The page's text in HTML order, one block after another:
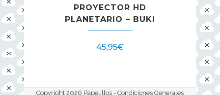
PROYECTOR HD
PLANETARIO – BUKI
45,95€
Copyright 2026 Papelillos - Condiciones Generales